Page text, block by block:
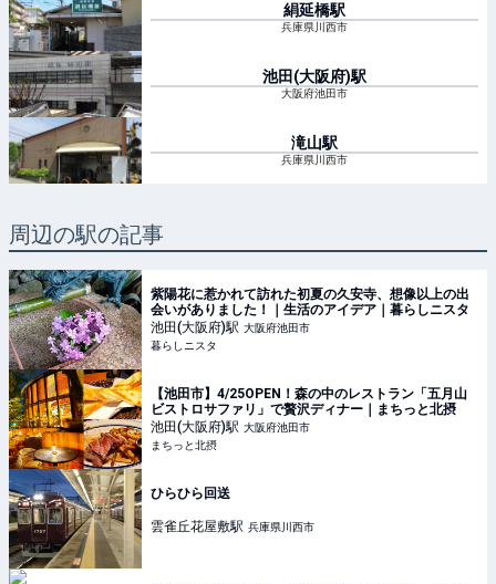
絹延橋駅
兵庫県川西市
池田(大阪府)駅
大阪府池田市
滝山駅
兵庫県川西市
周辺の駅の記事
紫陽花に惹かれて訪れた初夏の久安寺、想像以上の出
会いがありました！｜生活のアイデア｜暮らしニスタ
池田(大阪府)駅 大阪府池田市
暮らしニスタ
【池田市】4/25OPEN！森の中のレストラン「五月山
ビストロサファリ」で贅沢ディナー｜まちっと北摂
池田(大阪府)駅 大阪府池田市
まちっと北摂
ひらひら回送
雲雀丘花屋敷駅 兵庫県川西市